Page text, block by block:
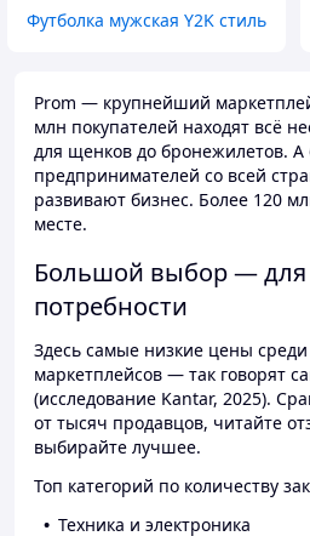
Футболка мужская Y2K стиль
Prom — крупнейший
млн покупателей находят всё
для щенков до бронежилетов. А
предпринимателей со всей
развивают бизнес. Более 120
месте.
Большой выбор —
потребности
Здесь самые низкие цены среди
маркетплейсов — так говорят
(исследование Kantar, 2025).
от тысяч продавцов, читайте
выбирайте лучшее.
Топ категорий по количеству
Техника и электроника